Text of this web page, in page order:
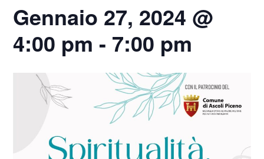
Gennaio 27, 2024 @
4:00 pm - 7:00 pm